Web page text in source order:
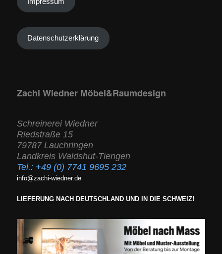
Datenschutzerklärung
Zachi Wiedner Möbel&Raumdesign
Schreinerei Wiedner
Riedstraße 15
79787 Lauchringen
Landkreis Waldshut-Tiengen
Tel.: +49 (0) 7741 9695 232
info@zachi-wiedner.de
LIEFERUNG NACH DEUTSCHLAND UND IN DIE SCHWEIZ!